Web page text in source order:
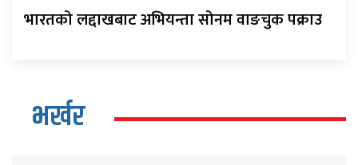
भारतको लद्दाखबाट अभियन्ता सोनम वाङचुक पक्राउ
भर्खर